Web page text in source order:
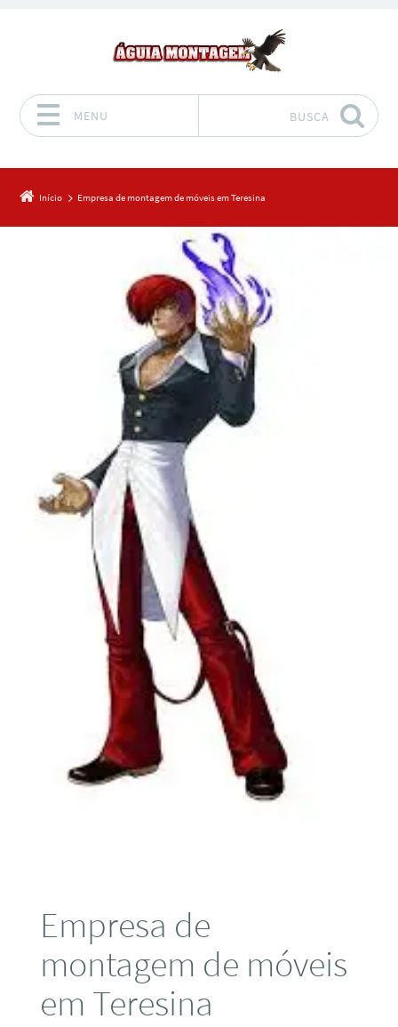
MENU BUSCA
Início Empresa de montagem de móveis em Teresina
Empresa de
montagem de móveis
em Teresina